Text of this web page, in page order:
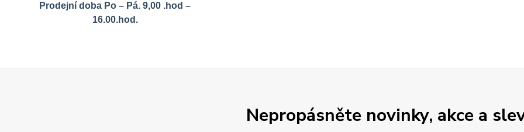
Prodejní doba Po – Pá. 9,00 .hod –
16.00.hod.
Nepropásněte novinky, akce a